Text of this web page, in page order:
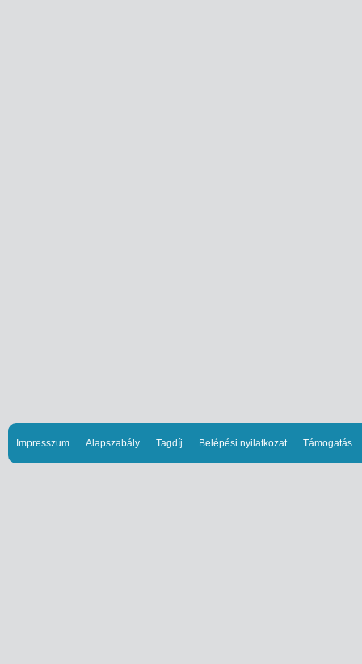
Impresszum Alapszabály Tagdíj Belépési nyilatkozat Támogatás